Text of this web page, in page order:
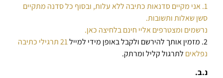
1. אני מקיים סדנאות כתיבה ללא עלות, ובסוף כל סדנה מתקיים
סשן שאלות ותשובות.
נרשמים ומצטרפים אליי חינם בלחיצה כאן.
2. מזמין אותך להירשם ולקבל באופן מידי למייל
21 תרגילי כתיבה
נפלאים לתרגול קליל ומרתק.
נ.ב.